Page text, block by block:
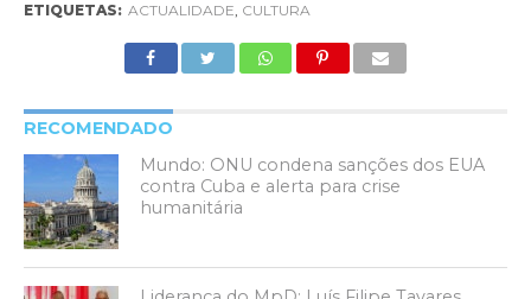
ETIQUETAS: ACTUALIDADE, CULTURA
RECOMENDADO
Mundo: ONU condena sanções dos EUA
contra Cuba e alerta para crise
humanitária